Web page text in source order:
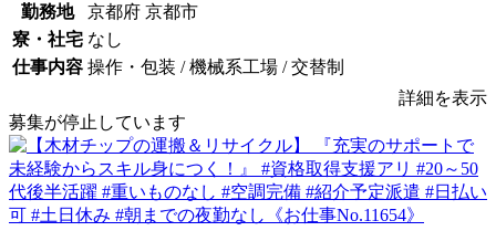
勤務地
京都府 京都市
寮・社宅 なし
仕事内容 操作・包装 / 機械系工場 / 交替制
詳細を表示
募集が停止しています